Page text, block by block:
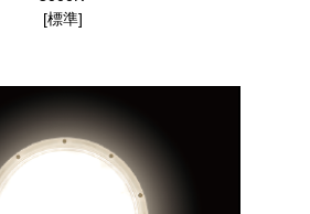
[標準]